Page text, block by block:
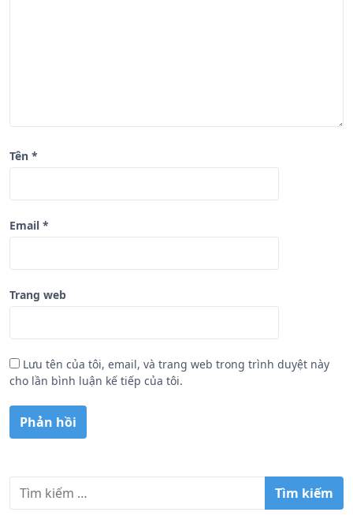
Tên *
Email *
Trang web
Lưu tên của tôi, email, và trang web trong trình duyệt này
cho lần bình luận kế tiếp của tôi.